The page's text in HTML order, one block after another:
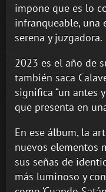
impone que es lo
infranqueable, una
serena y juzgadora.
2023 es el año de
también saca
significa “un antes
que presenta en
En ese álbum, la
nuevos elementos
sus señas de
más luminoso y